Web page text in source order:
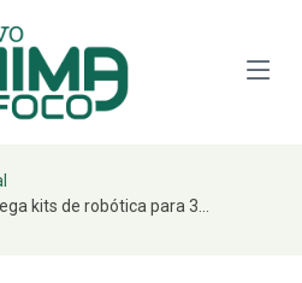
kits de robótica para 3...